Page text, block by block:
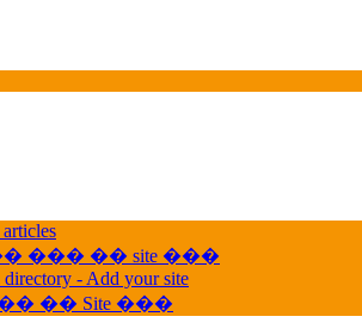
��� �� site ���
- Add your site
�� Site ���